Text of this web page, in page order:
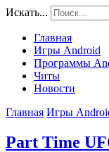
Искать...
Главная
Игры Android
Программы
Читы
Новости
Главная Игры
Part Time